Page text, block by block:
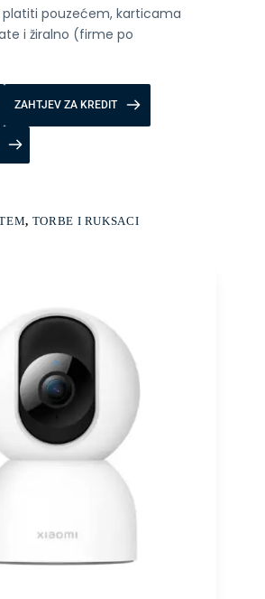
pouzećem, karticama
i žiralno (firme po
ZAHTJEV ZA KREDIT
, TORBE I RUKSACI